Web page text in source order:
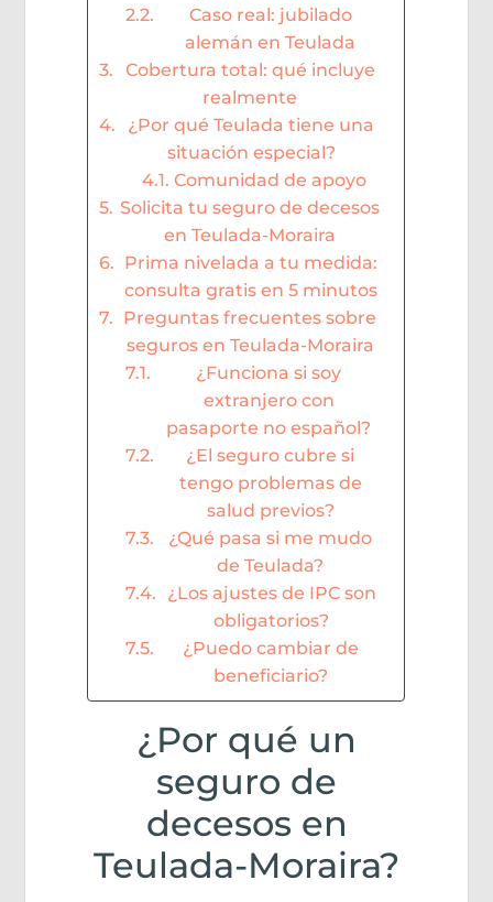
Caso real: jubilado
alemán en Teulada
Cobertura total: qué incluye
realmente
¿Por qué Teulada tiene una
situación especial?
Comunidad de apoyo
Solicita tu seguro de decesos
en Teulada-Moraira
Prima nivelada a tu medida:
consulta gratis en 5 minutos
Preguntas frecuentes sobre
seguros en Teulada-Moraira
¿Funciona si soy
extranjero con
pasaporte no español?
¿El seguro cubre si
tengo problemas de
salud previos?
¿Qué pasa si me mudo
de Teulada?
¿Los ajustes de IPC son
obligatorios?
¿Puedo cambiar de
beneficiario?
¿Por qué un
seguro de
decesos en
Teulada-Moraira?